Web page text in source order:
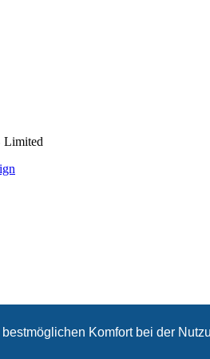
Komfort bei der
Limited